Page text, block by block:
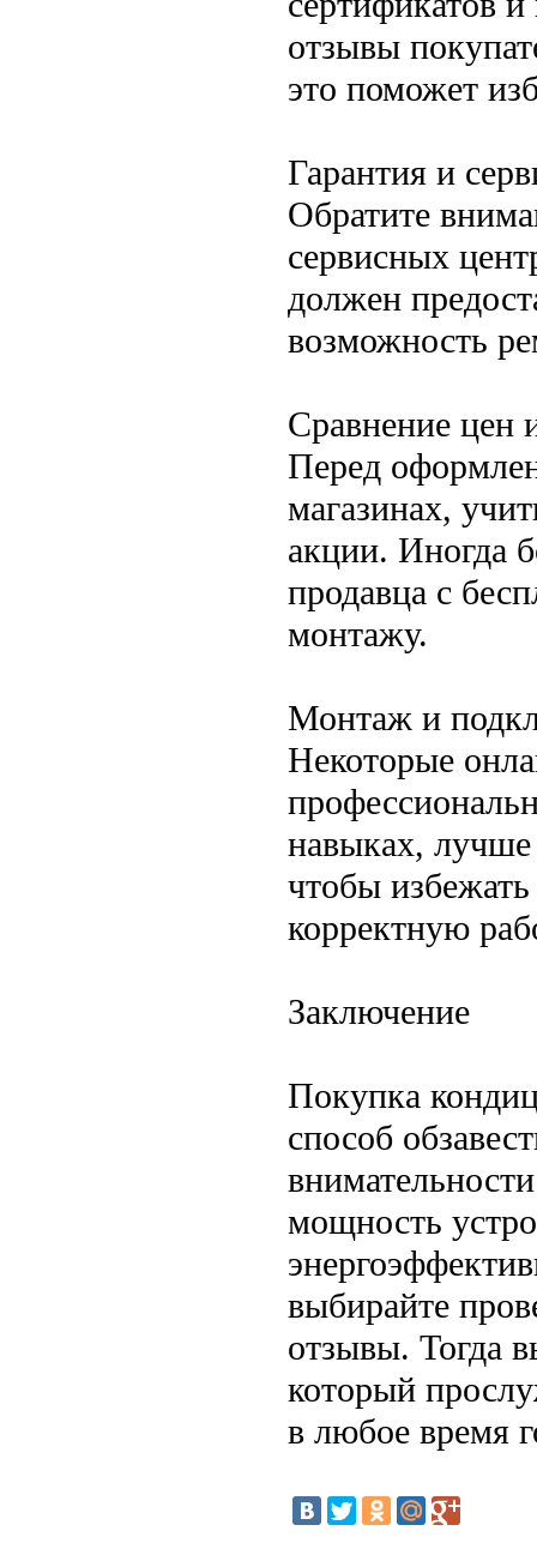
отзывы
это поможет
Гарантия и
Обратите
сервисных
должен
возможность
Сравнение цен
Перед
магазинах,
акции. Иногда
продавца с
монтажу.
Монтаж и
Некоторые
навыках, лучше
чтобы
корректную
Заключение
Покупка
способ
мощность
выбирайте
отзывы. Тогда
который
в любое время